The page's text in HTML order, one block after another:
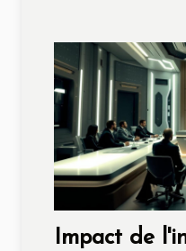
Impact de